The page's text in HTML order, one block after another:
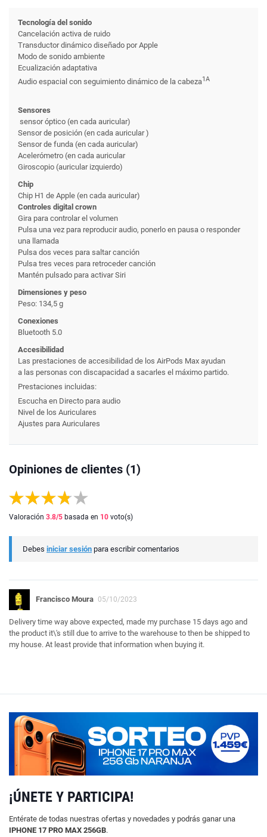
Tecnología del sonido
Cancelación activa de ruido
Transductor dinámico diseñado por Apple
Modo de sonido ambiente
Ecualización adaptativa
Audio espacial con seguimiento dinámico de la cabeza1A
Sensores
sensor óptico (en cada auricular)
Sensor de posición (en cada auricular )
Sensor de funda (en cada auricular)
Acelerómetro (en cada auricular
Giroscopio (auricular izquierdo)
Chip
Chip H1 de Apple (en cada auricular)
Controles digital crown
Gira para controlar el volumen
Pulsa una vez para reproducir audio, ponerlo en pausa o responder
una llamada
Pulsa dos veces para saltar canción
Pulsa tres veces para retroceder canción
Mantén pulsado para activar Siri
Dimensiones y peso
Peso: 134,5 g
Conexiones
Bluetooth 5.0
Accesibilidad
Las prestaciones de accesibilidad de los AirPods Max ayudan
a las personas con discapacidad a sacarles el máximo partido.
Prestaciones incluidas:
Escucha en Directo para audio
Nivel de los Auriculares
Ajustes para Auriculares
Opiniones de clientes (1)
Valoración 3.8/5 basada en 10 voto(s)
Debes iniciar sesión para escribir comentarios
Francisco Moura 05/10/2023
Delivery time way above expected, made my purchase 15 days ago and
the product it\'s still due to arrive to the warehouse to then be shipped to
my house. At least provide that information when buying it.
¡ÚNETE Y PARTICIPA!
Entérate de todas nuestras ofertas y novedades y podrás ganar una
IPHONE 17 PRO MAX 256GB.